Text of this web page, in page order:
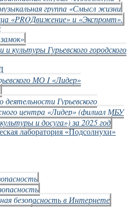
группа «Смысл жизни
«PROДвижение» и «Экспромт».
культуры Гурьевского городского
МО I «Лидер»
Гурьевского
центра «Лидер» (филиал МБУ
и досуга») за 2025 год
лаборатория «Подсолнухи»
безопасность в Интернете